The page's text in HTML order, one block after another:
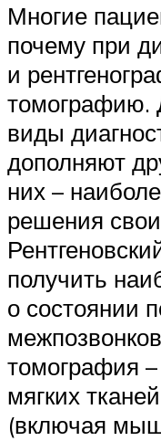
Многие
почему при
и
томографию.
виды
дополняют
них –
решения
получить
о состоянии
томография
мягких
(включая